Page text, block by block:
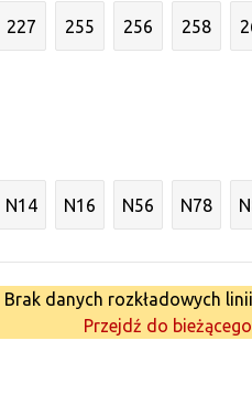
227 255 256 258
N14 N16 N56 N78
Brak danych rozkładowych
Przejdź do